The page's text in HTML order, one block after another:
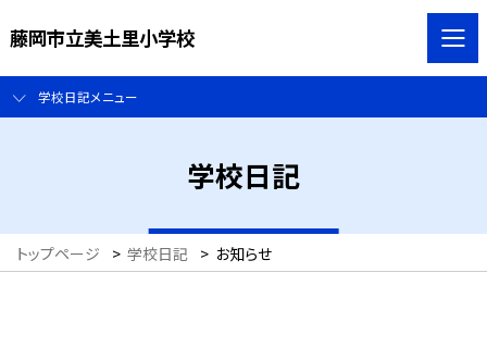
藤岡市立美土里小学校
学校日記メニュー
学校日記
トップページ > 学校日記 > お知らせ